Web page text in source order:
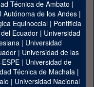
Técnica de Ambato |
Autónoma de los Andes|
Equinoccial| Pontificia
Ecuador | Universidad
| Universidad
| Universidad de las
| Universidad de
Técnica de Machala|
| Universidad Nacional